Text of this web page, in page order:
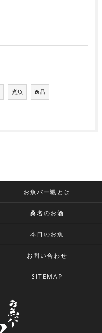
煮魚 逸品
お魚バー颯とは
桑名のお酒
本日のお魚
お問い合わせ
SITEMAP